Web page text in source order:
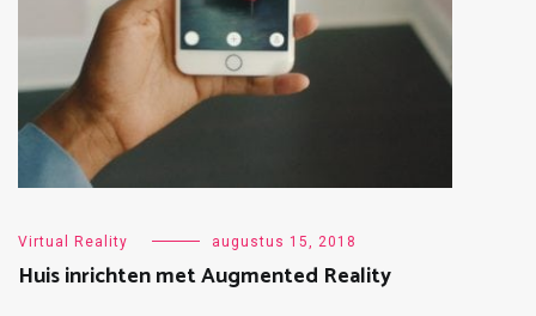
Virtual Reality augustus 15, 2018
Huis inrichten met Augmented Reality